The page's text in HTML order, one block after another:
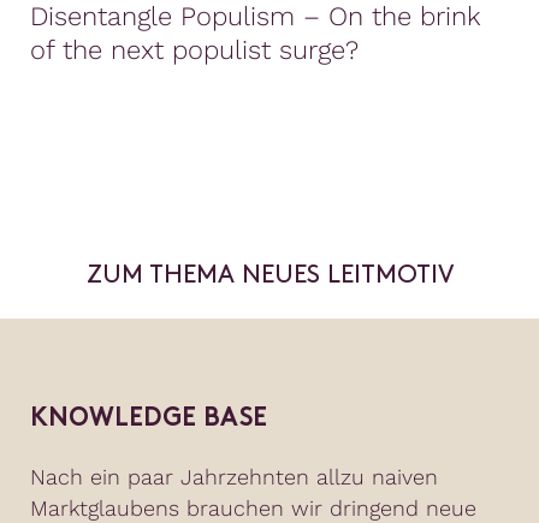
Disentangle Populism – On the brink
of the next populist surge?
ZUM THEMA NEUES LEITMOTIV
KNOWLEDGE BASE
Nach ein paar Jahrzehnten allzu naiven
Marktglaubens brauchen wir dringend neue